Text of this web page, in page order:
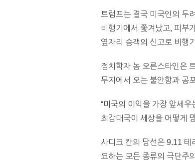
트럼프는 결국 미국인의 두
비행기에서 쫓겨났고, 피부
옆자리 승객의 신고로 비행
정치학자 놈 오른스타인은
무지에서 오는 불안함과 공
“미국의 이익을 가장 앞세
최강대국이 세상을 어떻게
사디크 칸의 당선은 9.11 테
요하는 모든 종류의 극단주